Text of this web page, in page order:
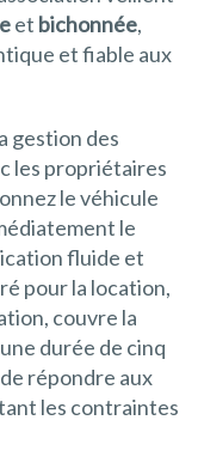
et bichonnée,
et fiable aux
gestion des
les propriétaires
le véhicule
le
fluide et
pour la location,
couvre la
durée de cinq
répondre aux
les contraintes